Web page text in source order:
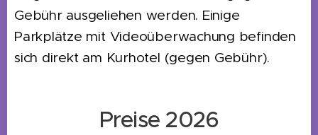
Gebühr ausgeliehen werden. Einige
Parkplätze mit Videoüberwachung befinden
sich direkt am Kurhotel (gegen Gebühr).
Preise 2026